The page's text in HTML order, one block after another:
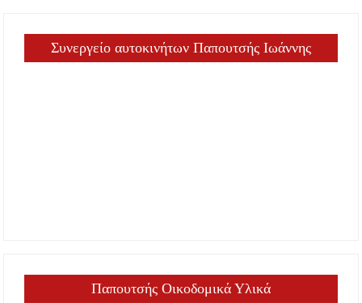
Συνεργείο αυτοκινήτων Παπουτσής Ιωάννης
Παπουτσής Οικοδομικά Υλικά